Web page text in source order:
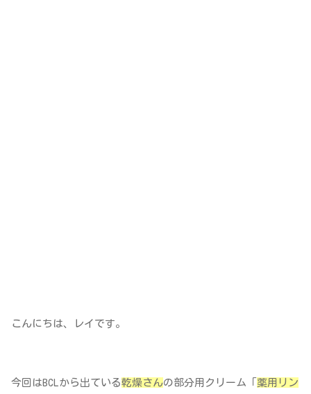
こんにちは、レイです。
今回はBCLから出ている乾燥さんの部分用クリーム「 薬用リン